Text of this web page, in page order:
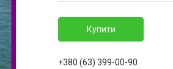
Купити
+380 (63) 399-00-90